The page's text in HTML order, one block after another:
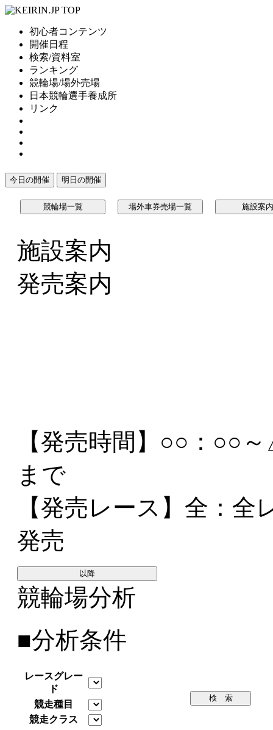
初心者コンテンツ
開催日程
検索/資料室
ランキング
競輪場/場外売場
日本競輪選手養成所
リンク
今日の開催 明日の開催
競輪場一覧 場外車券売場一覧 施設案内
施設案内
発売案内
【発売時間】 ○○：○○
まで
【発売レース】 全 ：
発売
以降
競輪場分析
■分析条件
レースグレー
ド
検 索
競走種目
競走クラス